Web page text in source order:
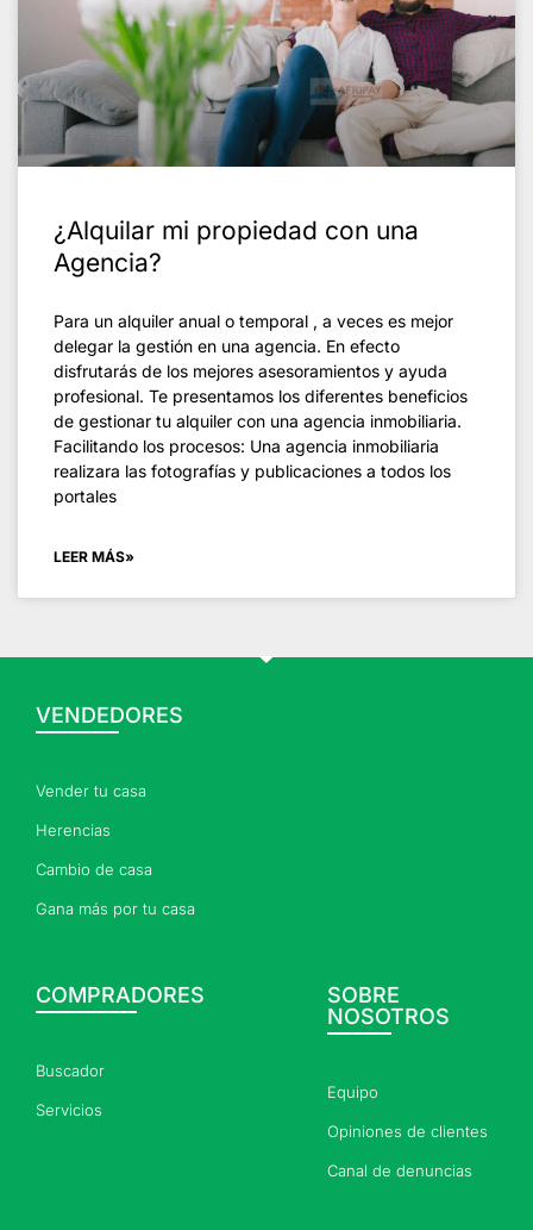
¿Alquilar mi propiedad con una
Agencia?
Para un alquiler anual o temporal , a veces es mejor
delegar la gestión en una agencia. En efecto
disfrutarás de los mejores asesoramientos y ayuda
profesional. Te presentamos los diferentes beneficios
de gestionar tu alquiler con una agencia inmobiliaria.
Facilitando los procesos: Una agencia inmobiliaria
realizara las fotografías y publicaciones a todos los
portales
LEER MÁS»
VENDEDORES
Vender tu casa
Herencias
Cambio de casa
Gana más por tu casa
COMPRADORES
Buscador
Servicios
SOBRE
NOSOTROS
Equipo
Opiniones de clientes
Canal de denuncias